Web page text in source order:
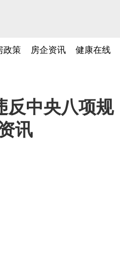
政策 房企资讯 健康在线
反中央八项规
讯